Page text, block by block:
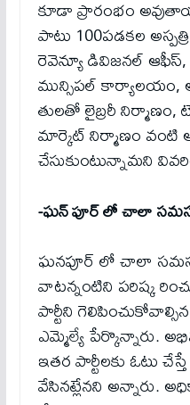
కూడా ప్రారంభం
పాటు 100పడకల
రెవెన్యూ డివిజనల్
మున్సిపల్ కార్యాలయం,
తులతో లైబ్రరీ
మార్కెట్ నిర్మాణం వంటి
చేసుకుంటున్నామని
-ఘన్ పూర్ లో చాలా
ఘనపూర్ లో చాలా
వాటన్నంటిని పరిష్క
పార్టీని
ఎమ్మెల్యే పేర్కొన్నారు.
ఇతర పార్టీలకు ఓటు
వేసినట్లేనని అన్నారు.